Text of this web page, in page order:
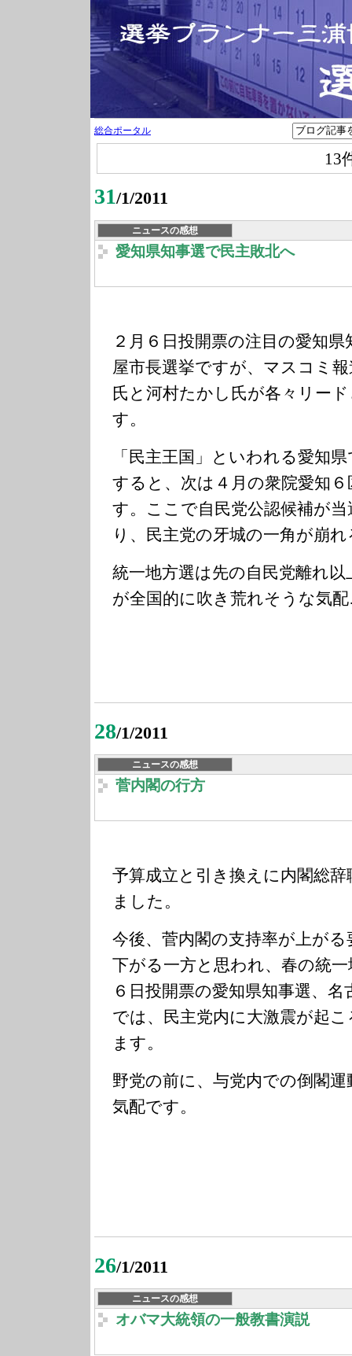
総合ポータル
13
31/1/2011
ニュースの感想
愛知県知事選で民主敗北へ
２月６日投開票の注目の愛知
屋市長選挙ですが、マスコミ
氏と河村たかし氏が各々リー
す。
「民主王国」といわれる愛知
すると、次は４月の衆院愛知
す。ここで自民党公認候補が
り、民主党の牙城の一角が崩
統一地方選は先の自民党離れ
が全国的に吹き荒れそうな気
28/1/2011
ニュースの感想
菅内閣の行方
予算成立と引き換えに内閣総
ました。
今後、菅内閣の支持率が上が
下がる一方と思われ、春の統
６日投開票の愛知県知事選、
では、民主党内に大激震が起
ます。
野党の前に、与党内での倒閣
気配です。
26/1/2011
ニュースの感想
オバマ大統領の一般教書演説